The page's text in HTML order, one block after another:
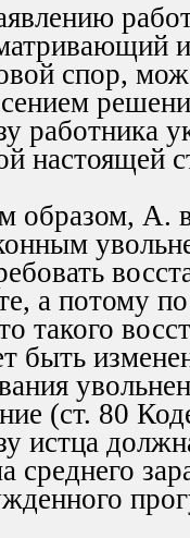
спор,
работника
настоящей
образом, А.
а потому
такого
быть
(ст. 80
истца
среднего